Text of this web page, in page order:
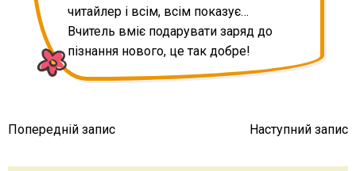
читайлер і всім, всім показує…
Вчитель вміє подарувати заряд до
пізнання нового, це так добре!
Навігація
записів
Попередній запис Наступний запис